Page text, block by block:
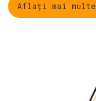
Aflați mai multe